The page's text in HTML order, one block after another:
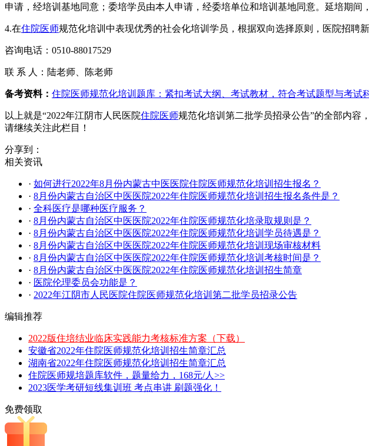
申请，经培训基地同意；委培学员由本人申请，经委培单位和培训基地同意。延培期间
4.在住院医师规范化培训中表现优秀的社会化培训学员，根据双向选择原则，医院招聘
咨询电话：0510-88017529
联 系 人：陆老师、陈老师
备考资料： 住院医师规范化培训题库：紧扣考试大纲、考试教材，符合考试题型与考试
以上就是“2022年江阴市人民医院住院医师规范化培训第二批学员招录公告”的全部内容
请继续关注此栏目！
分享到：
相关资讯
· 如何进行2022年8月份内蒙古中医医院住院医师规范化培训招生报名？
· 8月份内蒙古自治区中医医院2022年住院医师规范化培训招生报名条件是？
· 全科医疗是哪种医疗服务？
· 8月份内蒙古自治区中医医院2022年住院医师规范化培录取规则是？
· 8月份内蒙古自治区中医医院2022年住院医师规范化培训学员待遇是？
· 8月份内蒙古自治区中医医院2022年住院医师规范化培训现场审核材料
· 8月份内蒙古自治区中医医院2022年住院医师规范化培训考核时间是？
· 8月份内蒙古自治区中医医院2022年住院医师规范化培训招生简章
· 医院伦理委员会功能是？
· 2022年江阴市人民医院住院医师规范化培训第二批学员招录公告
编辑推荐
2022版住培结业临床实践能力考核标准方案（下载）
安徽省2022年住院医师规范化培训招生简章汇总
湖南省2022年住院医师规范化培训招生简章汇总
住院医师规培题库软件，题量给力，168元/人>>
2023医学考研短线集训班 考点串讲 刷题强化！
免费领取